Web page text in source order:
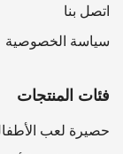
اتصل بنا
سياسة الخصوصية
فئات المنتجات
حصيرة لعب